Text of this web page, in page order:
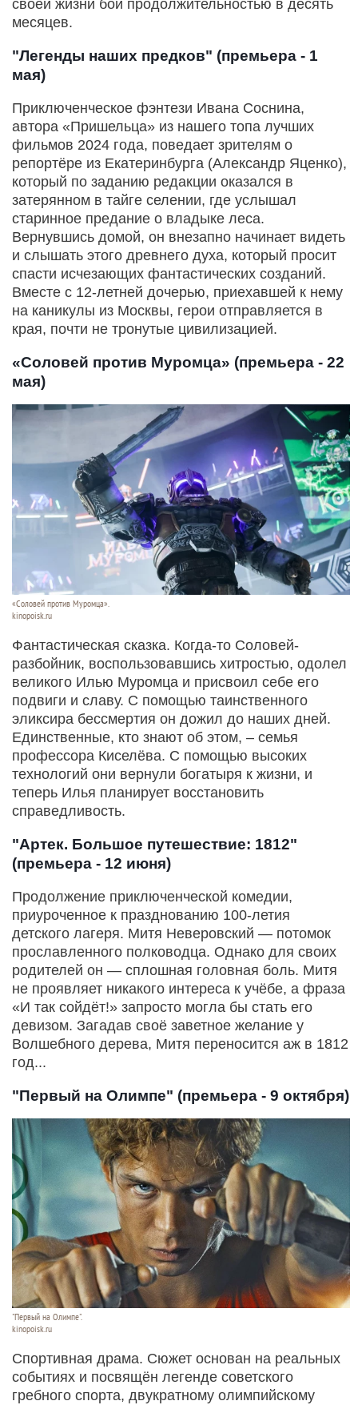
своей жизни бой продолжительностью в десять
месяцев.
"Легенды наших предков" (премьера - 1
мая)
Приключенческое фэнтези Ивана Соснина,
автора «Пришельца» из нашего топа лучших
фильмов 2024 года, поведает зрителям о
репортёре из Екатеринбурга (Александр Яценко),
который по заданию редакции оказался в
затерянном в тайге селении, где услышал
старинное предание о владыке леса.
Вернувшись домой, он внезапно начинает видеть
и слышать этого древнего духа, который просит
спасти исчезающих фантастических созданий.
Вместе с 12-летней дочерью, приехавшей к нему
на каникулы из Москвы, герои отправляется в
края, почти не тронутые цивилизацией.
«Соловей против Муромца» (премьера - 22
мая)
«Соловей против Муромца».
kinopoisk.ru
Фантастическая сказка. Когда-то Соловей-
разбойник, воспользовавшись хитростью, одолел
великого Илью Муромца и присвоил себе его
подвиги и славу. С помощью таинственного
эликсира бессмертия он дожил до наших дней.
Единственные, кто знают об этом, – семья
профессора Киселёва. С помощью высоких
технологий они вернули богатыря к жизни, и
теперь Илья планирует восстановить
справедливость.
"Артек. Большое путешествие: 1812"
(премьера - 12 июня)
Продолжение приключенческой комедии,
приуроченное к празднованию 100-летия
детского лагеря. Митя Неверовский — потомок
прославленного полководца. Однако для своих
родителей он — сплошная головная боль. Митя
не проявляет никакого интереса к учёбе, а фраза
«И так сойдёт!» запросто могла бы стать его
девизом. Загадав своё заветное желание у
Волшебного дерева, Митя переносится аж в 1812
год...
"Первый на Олимпе" (премьера - 9 октября)
"Первый на Олимпе".
kinopoisk.ru
Спортивная драма. Сюжет основан на реальных
событиях и посвящён легенде советского
гребного спорта, двукратному олимпийскому